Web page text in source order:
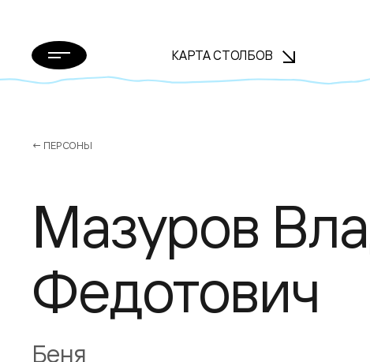
КАРТА СТОЛБОВ
← ПЕРСОНЫ
Мазуров
Федотович
Беня